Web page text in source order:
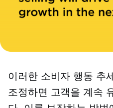
이러한 소비자 행동 추
조정하면 고객을 계속